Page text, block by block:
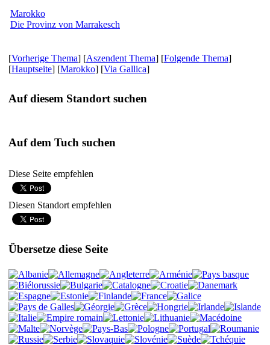
Marokko
Die Provinz von Marrakesch
[Vorherige Thema] [Aszendent Thema] [Folgende Thema]
[Hauptseite] [Marokko] [Via Gallica]
Auf diesem Standort suchen
Auf dem Tuch suchen
Diese Seite empfehlen
Diesen Standort empfehlen
Übersetze diese Seite